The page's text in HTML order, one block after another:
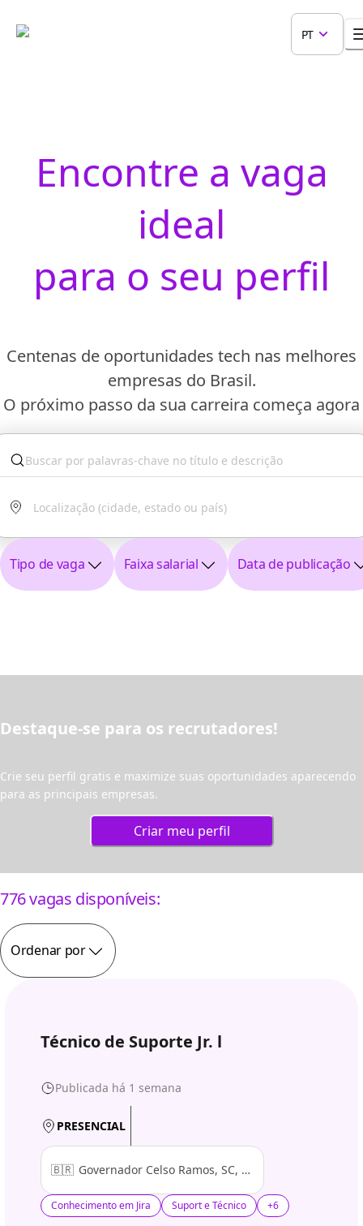
PT
Encontre a vaga
ideal
para o seu perfil
Centenas de oportunidades tech nas melhores
empresas do Brasil.
O próximo passo da sua carreira começa agora
Tipo de vaga Faixa salarial Data de publicação
Destaque-se para os recrutadores!
Crie seu perfil gratis e maximize suas oportunidades aparecendo
para as principais empresas.
Criar meu perfil
776 vagas disponíveis:
Ordenar por
Técnico de Suporte Jr. l
Publicada há 1 semana
PRESENCIAL
🇧🇷 Governador Celso Ramos, SC, Brasil
Conhecimento em Jira Suport e Técnico +6